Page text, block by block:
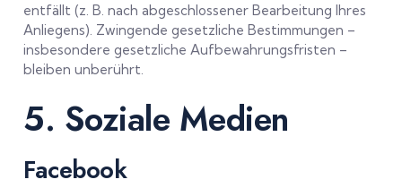
entfällt (z. B. nach abgeschlossener Bearbeitung Ihres
Anliegens). Zwingende gesetzliche Bestimmungen –
insbesondere gesetzliche Aufbewahrungsfristen –
bleiben unberührt.
5. Soziale Medien
Facebook